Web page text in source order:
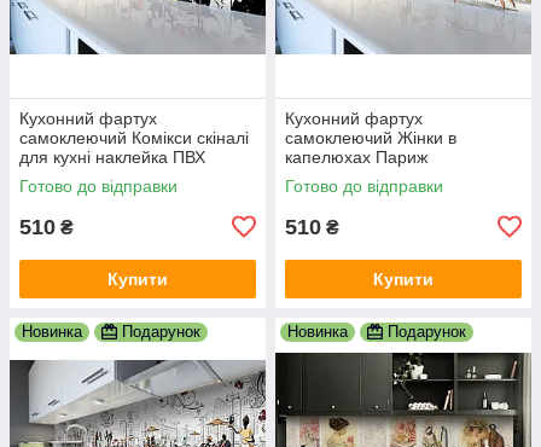
Кухонний фартух
самоклеючий Комікси скіналі
для кухні наклейка ПВХ
малюнок люди білий
600х2000 мм
Готово до відправки
510 ₴
Купити
Кухонний фартух
самоклеючий Жінки в
капелюхах Париж
мальований скіналі для кухні
наклейка ПВХ беж 600х2000
Готово до відправки
510 ₴
Купити
Новинка Подарунок Новинка Подарунок